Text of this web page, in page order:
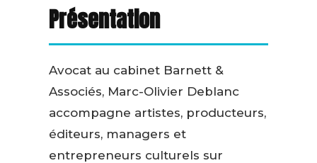
Présentation
Avocat au cabinet Barnett &
Associés, Marc-Olivier Deblanc
accompagne artistes, producteurs,
éditeurs, managers et
entrepreneurs culturels sur